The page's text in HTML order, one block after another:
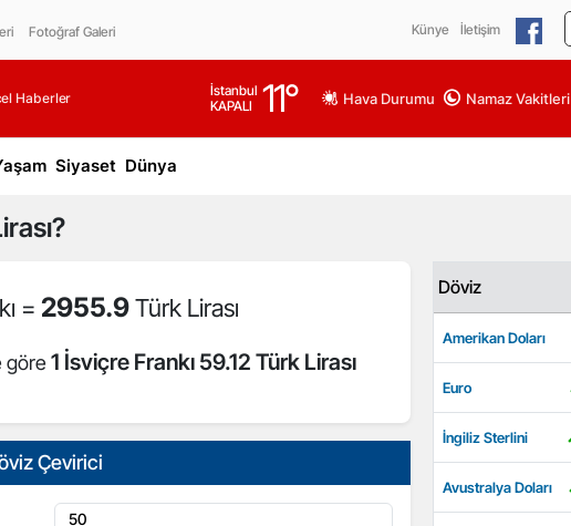
Fotoğraf Galeri Künye İletişim
Haberler
İstanbul
KAPALI
11° Hava Durumu Namaz Vakitleri
Siyaset Dünya
= 2955.9Türk Lirası
göre 1 İsviçre Frankı 59.12 Türk Lirası
Çevirici
Döviz
Amerikan Doları
Euro
İngiliz Sterlini
Avustralya Doları